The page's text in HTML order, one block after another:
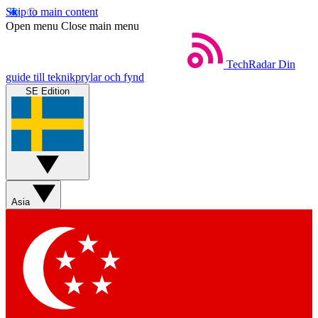
Skip to main content
Open menu Close main menu
TechRadar Din
guide till teknikprylar och fynd
SE Edition
Asia